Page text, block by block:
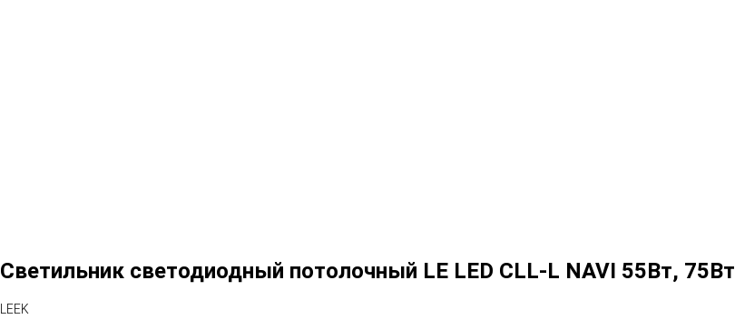
Светильник светодиодный потолочный LE LED CLL-L NAVI 55Вт, 75Вт
LEEK